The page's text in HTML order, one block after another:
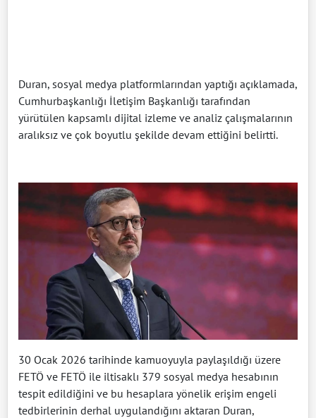
Duran, sosyal medya platformlarından yaptığı açıklamada,
Cumhurbaşkanlığı İletişim Başkanlığı tarafından
yürütülen kapsamlı dijital izleme ve analiz çalışmalarının
aralıksız ve çok boyutlu şekilde devam ettiğini belirtti.
30 Ocak 2026 tarihinde kamuoyuyla paylaşıldığı üzere
FETÖ ve FETÖ ile iltisaklı 379 sosyal medya hesabının
tespit edildiğini ve bu hesaplara yönelik erişim engeli
tedbirlerinin derhal uygulandığını aktaran Duran,